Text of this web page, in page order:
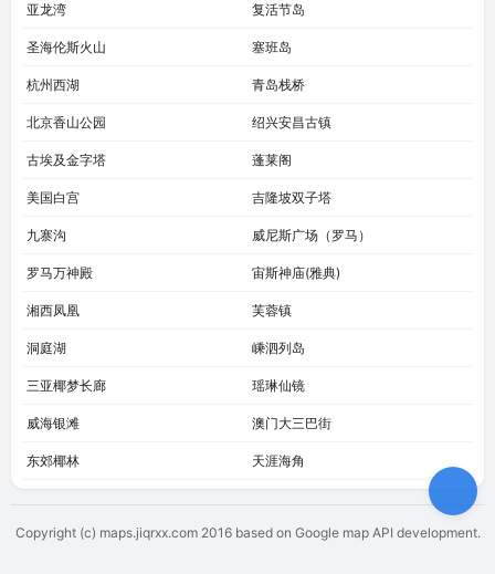
亚龙湾 复活节岛
圣海伦斯火山 塞班岛
杭州西湖 青岛栈桥
北京香山公园 绍兴安昌古镇
古埃及金字塔 蓬莱阁
美国白宫 吉隆坡双子塔
九寨沟 威尼斯广场（罗马）
罗马万神殿 宙斯神庙(雅典)
湘西凤凰 芙蓉镇
洞庭湖 嵊泗列岛
三亚椰梦长廊 瑶琳仙镜
威海银滩 澳门大三巴街
东郊椰林 天涯海角
Copyright (c) maps.jiqrxx.com 2016 based on Google map API development.